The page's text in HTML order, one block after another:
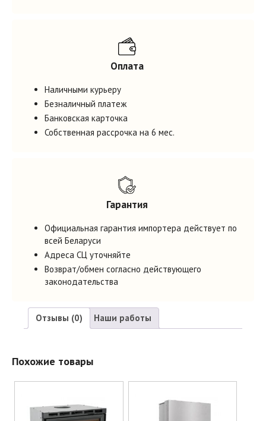
Оплата
Наличными курьеру
Безналичный платеж
Банковская карточка
Собственная рассрочка на 6 мес.
Гарантия
Официальная гарантия импортера действует по
всей Беларуси
Адреса СЦ уточняйте
Возврат/обмен согласно действующего
законодательства
Отзывы (0) Наши работы
Отзывов пока нет.
Nordica Inserto 80 Wide 2.0 производитель La Nordica”
Ваш адрес email не будет опубликован. Обязательные поля
помечены*
Похожие товары